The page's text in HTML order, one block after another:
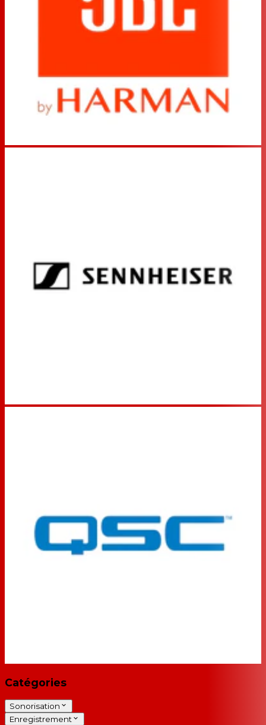
Catégories
Sonorisation
Enregistrement